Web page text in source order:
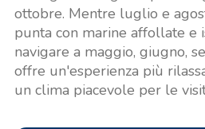
ottobre. Mentre luglio e
punta con marine affollate e
navigare a maggio, giugno,
offre un'esperienza più
un clima piacevole per le